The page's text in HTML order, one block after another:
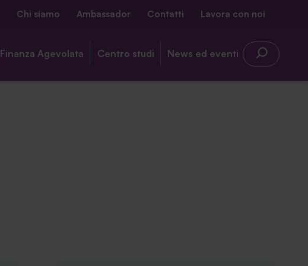
Chi siamo Ambassador Contatti Lavora con noi
Finanza Agevolata Centro studi News ed eventi